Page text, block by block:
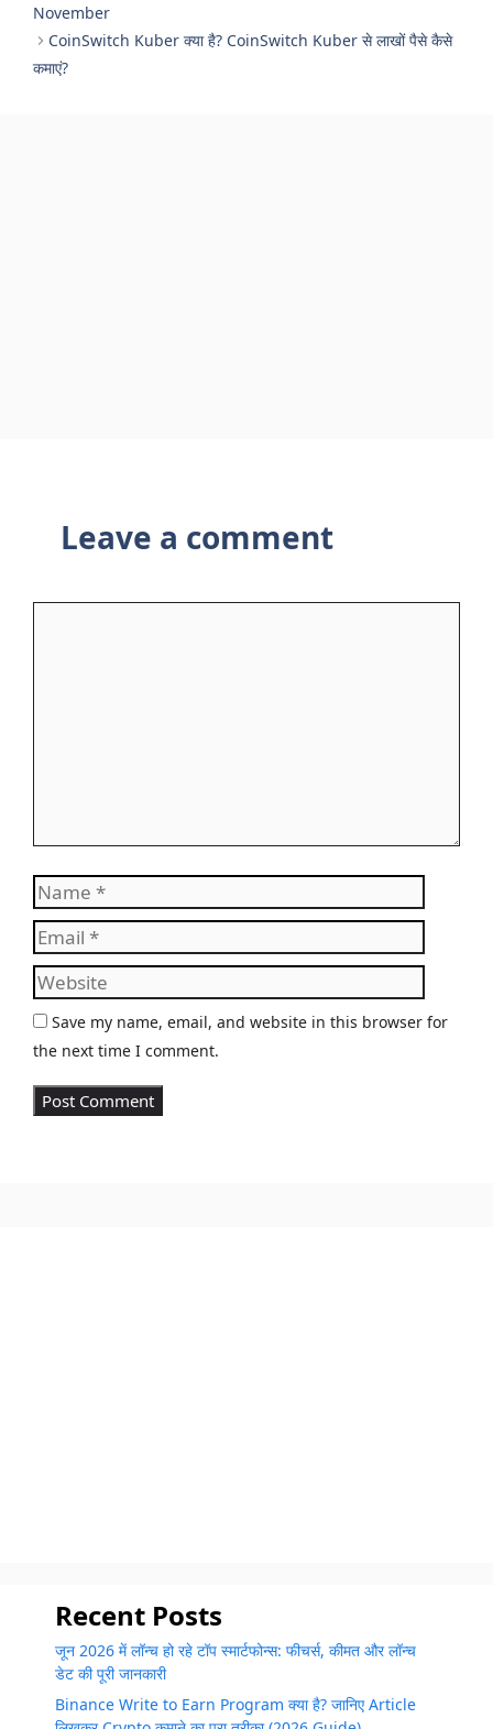
November
CoinSwitch Kuber क्या है? CoinSwitch Kuber से लाखों पैसे कैसे
कमाएं?
Leave a comment
Name
Save my name, email, and website in this browser for
the next time I comment.
Recent Posts
जून 2026 में लॉन्च हो रहे टॉप स्मार्टफोन्स: फीचर्स, कीमत और लॉन्च
डेट की पूरी जानकारी
Binance Write to Earn Program क्या है? जानिए Article